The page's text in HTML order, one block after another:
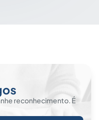
reconhecimento. É